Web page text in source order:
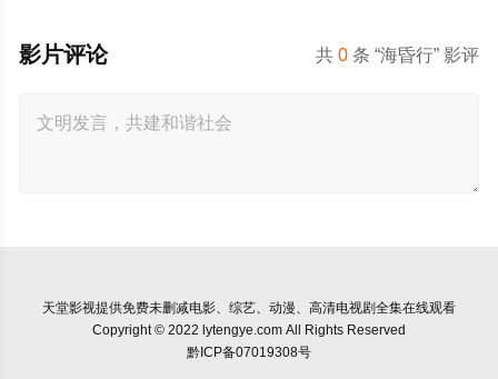
共0 条 “海昏行” 影评
影片评论
天堂影视提供免费未删减电影、综艺、动漫、高清电视剧全集在线观看
Copyright © 2022 lytengye.com All Rights Reserved
黔ICP备07019308号